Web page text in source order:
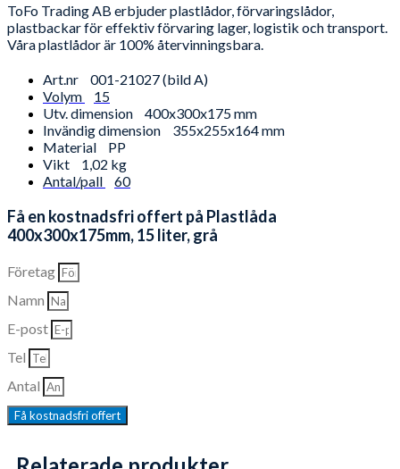
ToFo Trading AB erbjuder plastlådor, förvaringslådor,
plastbackar för effektiv förvaring lager, logistik och transport.
Våra plastlådor är 100% återvinningsbara.
Art.nr
001-21027 (bild A)
Volym
15
Utv. dimension
400x300x175 mm
Invändig dimension
355x255x164 mm
Material
PP
Vikt
1,02 kg
Antal/pall
60
Få en kostnadsfri offert på Plastlåda
400x300x175mm, 15 liter, grå
Företag
Namn
E-post
Tel
Antal
Få kostnadsfri offert